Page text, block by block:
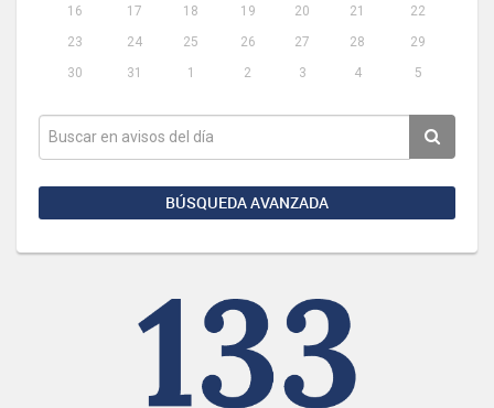
16
17 18 19 20 21
22
23
24 25 26 27 28
29
30
31 1 2 3 4 5
BÚSQUEDA AVANZADA